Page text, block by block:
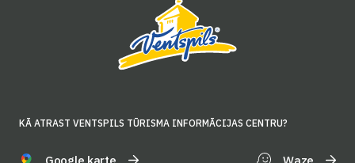
KĀ ATRAST VENTSPILS TŪRISMA INFORMĀCIJAS CENTRU?